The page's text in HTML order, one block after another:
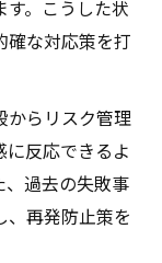
。こうした状
確な対応策を打
からリスク管理
反応できるよ
、過去の失敗事
再発防止策を